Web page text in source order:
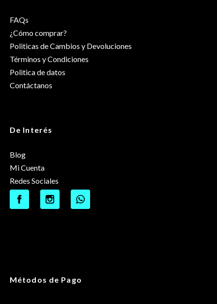
FAQs
¿Cómo comprar?
Politicas de Cambios y Devoluciones
Términos y Condiciones
Politica de datos
Contáctanos
De Interés
Blog
Mi Cuenta
Redes Sociales
Métodos de Pago